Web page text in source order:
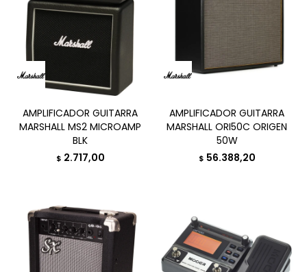
AMPLIFICADOR GUITARRA
MARSHALL MS2 MICROAMP
BLK
$ 2.717,00
AMPLIFICADOR GUITARRA
MARSHALL ORI50C ORIGEN
50W
$ 56.388,20